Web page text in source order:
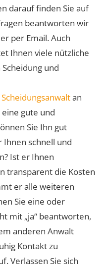
darauf finden Sie auf
beantworten wir
per Email. Auch
Ihnen viele nützliche
und
Scheidungsanwaltan
gute und
Sie Ihn gut
schnell und
Ist er Ihnen
transparent die Kosten
er alle weiteren
Sie eine oder
mit „ja“ beantworten,
anderen Anwalt
Kontakt zu
Verlassen Sie sich